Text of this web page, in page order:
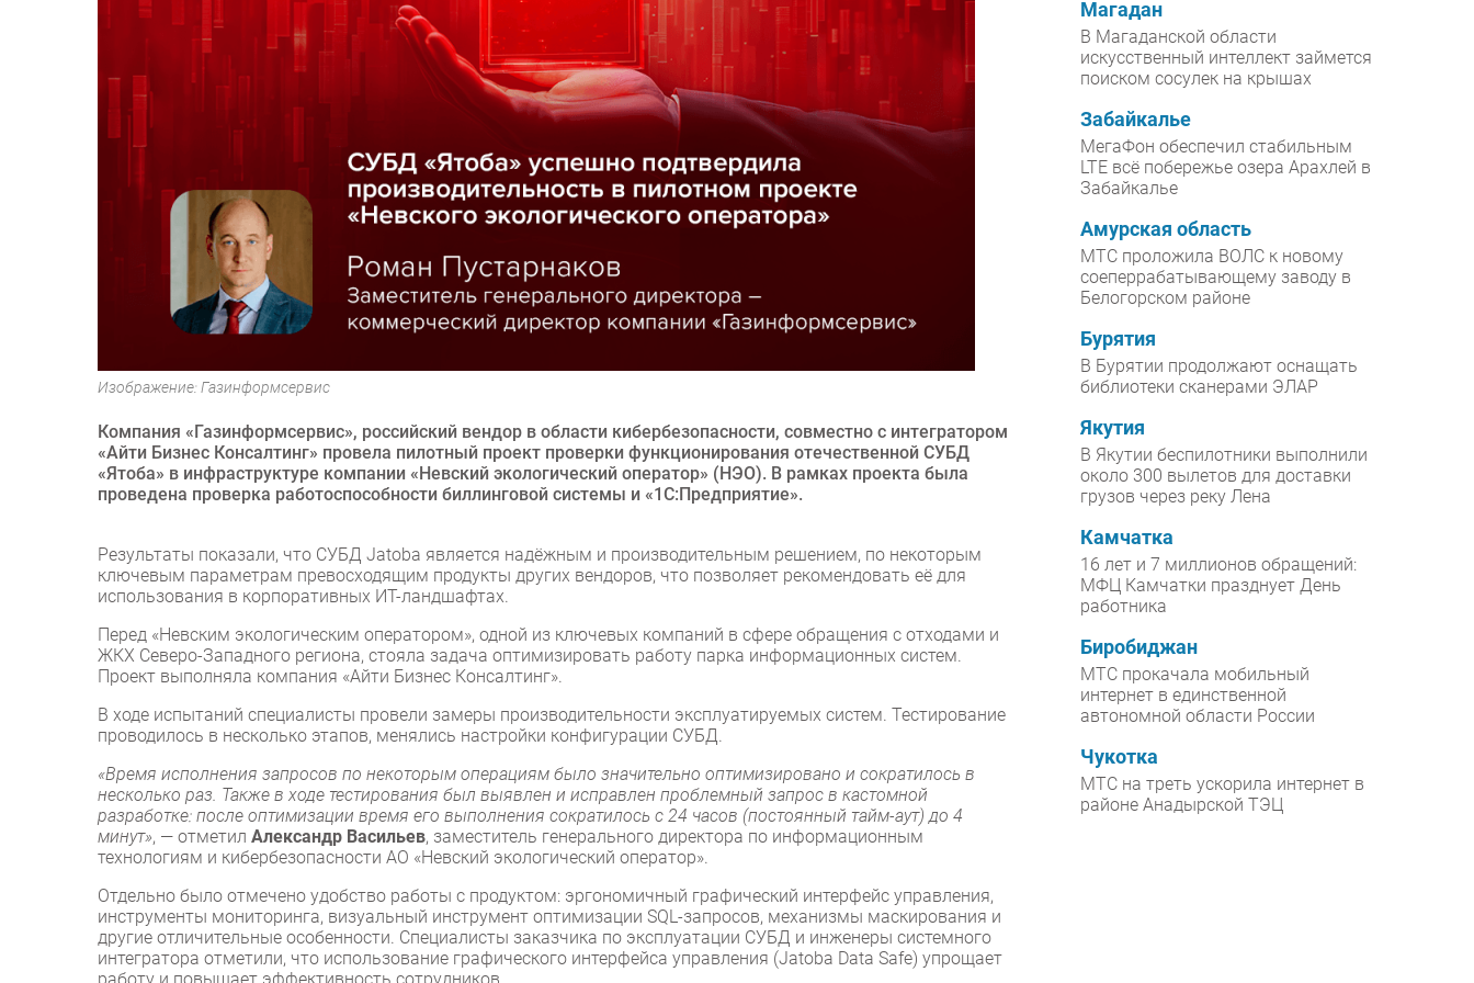
Изображение: Газинформсервис
Компания «Газинформсервис», российский вендор в области кибербезопасности, совместно с интегратором
«Айти Бизнес Консалтинг» провела пилотный проект проверки функционирования отечественной СУБД
«Ятоба» в инфраструктуре компании «Невский экологический оператор» (НЭО). В рамках проекта была
проведена проверка работоспособности биллинговой системы и «1С:Предприятие».
Результаты показали, что СУБД Jatoba является надёжным и производительным решением, по некоторым
ключевым параметрам превосходящим продукты других вендоров, что позволяет рекомендовать её для
использования в корпоративных ИТ-ландшафтах.
Перед «Невским экологическим оператором», одной из ключевых компаний в сфере обращения с отходами и
ЖКХ Северо-Западного региона, стояла задача оптимизировать работу парка информационных систем.
Проект выполняла компания «Айти Бизнес Консалтинг».
В ходе испытаний специалисты провели замеры производительности эксплуатируемых систем. Тестирование
проводилось в несколько этапов, менялись настройки конфигурации СУБД.
«Время исполнения запросов по некоторым операциям было значительно оптимизировано и сократилось в
несколько раз. Также в ходе тестирования был выявлен и исправлен проблемный запрос в кастомной
разработке: после оптимизации время его выполнения сократилось с 24 часов (постоянный тайм-аут) до 4
минут», — отметил Александр Васильев, заместитель генерального директора по информационным
технологиям и кибербезопасности АО «Невский экологический оператор».
Отдельно было отмечено удобство работы с продуктом: эргономичный графический интерфейс управления,
инструменты мониторинга, визуальный инструмент оптимизации SQL-запросов, механизмы маскирования и
другие отличительные особенности. Специалисты заказчика по эксплуатации СУБД и инженеры системного
интегратора отметили, что использование графического интерфейса управления (Jatoba Data Safe) упрощает
Магадан
В Магаданской области
искусственный интеллект займется
поиском сосулек на крышах
Забайкалье
МегаФон обеспечил стабильным
LTE всё побережье озера Арахлей в
Забайкалье
Амурская область
МТС проложила ВОЛС к новому
соеперрабатывающему заводу в
Белогорском районе
Бурятия
В Бурятии продолжают оснащать
библиотеки сканерами ЭЛАР
Якутия
В Якутии беспилотники выполнили
около 300 вылетов для доставки
грузов через реку Лена
Камчатка
16 лет и 7 миллионов обращений:
МФЦ Камчатки празднует День
работника
Биробиджан
МТС прокачала мобильный
интернет в единственной
автономной области России
Чукотка
МТС на треть ускорила интернет в
районе Анадырской ТЭЦ